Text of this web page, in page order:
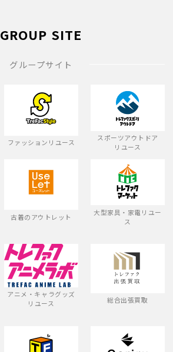
GROUP SITE
グループサイト
ファッションリユース
スポーツアウトドア
リユース
古着のアウトレット
大型家具・家電リユー
ス
アニメ・キャラグッズ
リユース
総合出張買取